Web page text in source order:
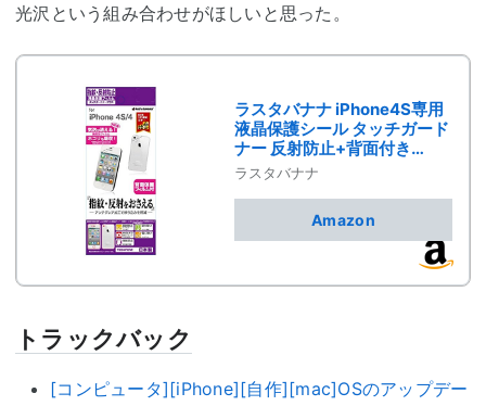
光沢という組み合わせがほしいと思った。
ラスタバナナ iPhone4S専用
液晶保護シール タッチガード
ナー 反射防止+背面付き
T264IPHONE
ラスタバナナ
Amazon
トラックバック
[コンピュータ][iPhone][自作][mac]OSのアップデー